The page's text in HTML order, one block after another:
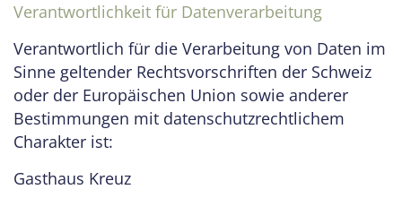
Verantwortlichkeit für Datenverarbeitung
Verantwortlich für die Verarbeitung von Daten im
Sinne geltender Rechtsvorschriften der Schweiz
oder der Europäischen Union sowie anderer
Bestimmungen mit datenschutzrechtlichem
Charakter ist:
Gasthaus Kreuz